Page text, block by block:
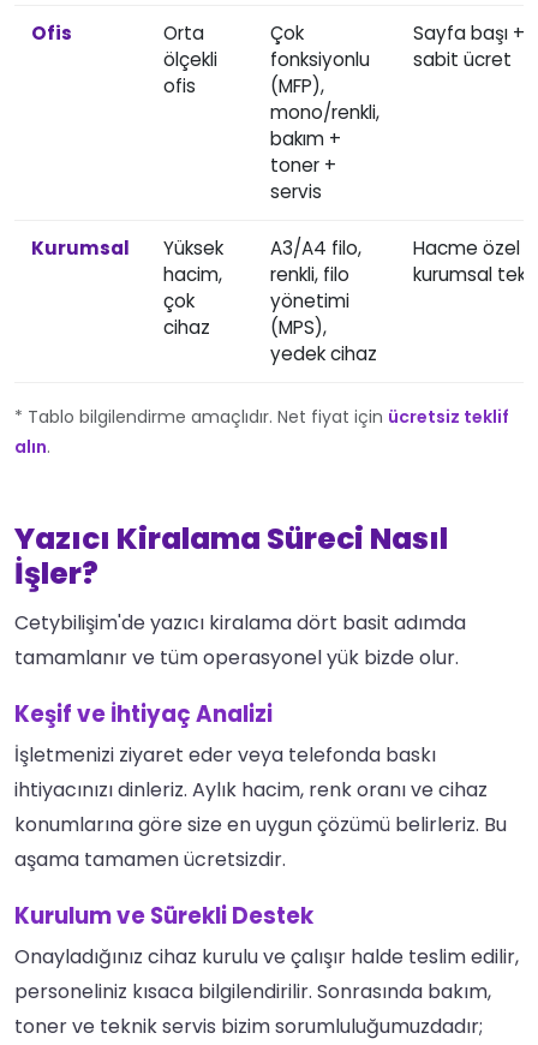
Ofis
Orta
ölçekli
ofis
Çok
fonksiyonlu
(MFP),
mono/renkli,
bakım +
toner +
servis
Sayfa başı +
sabit ücret
Kurumsal
Yüksek
hacim,
çok
cihaz
A3/A4 filo,
renkli, filo
yönetimi
(MPS),
yedek cihaz
Hacme özel
kurumsal
* Tablo bilgilendirme amaçlıdır. Net fiyat için ücretsiz teklif
alın.
Yazıcı Kiralama Süreci Nasıl
İşler?
Cetybilişim'de yazıcı kiralama dört basit adımda
tamamlanır ve tüm operasyonel yük bizde olur.
Keşif ve İhtiyaç Analizi
İşletmenizi ziyaret eder veya telefonda baskı
ihtiyacınızı dinleriz. Aylık hacim, renk oranı ve cihaz
konumlarına göre size en uygun çözümü belirleriz. Bu
aşama tamamen ücretsizdir.
Kurulum ve Sürekli Destek
Onayladığınız cihaz kurulu ve çalışır halde teslim edilir,
personeliniz kısaca bilgilendirilir. Sonrasında bakım,
toner ve teknik servis bizim sorumluluğumuzdadır;